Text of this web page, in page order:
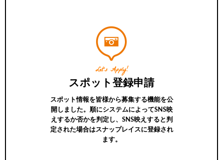
Let’s Apply!
スポット登録申請
スポット情報を皆様から募集する機能を公
開しました。順にシステムによってSNS映
えするか否かを判定し、SNS映えすると判
定された場合はスナップレイスに登録され
ます。